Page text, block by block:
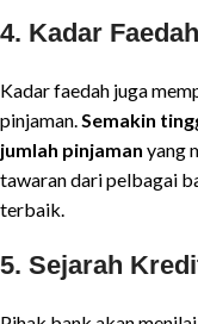
4. Kadar Faedah
Kadar faedah juga
pinjaman. Semakin
jumlah pinjaman yang
tawaran dari pelbagai
terbaik.
5. Sejarah